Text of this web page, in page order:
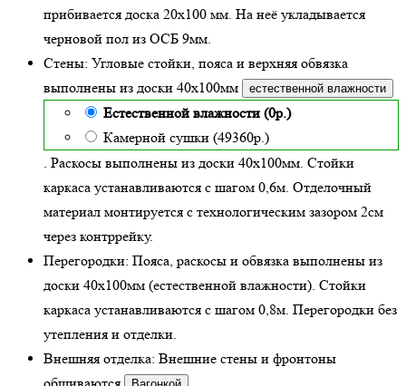
прибивается доска 20х100 мм. На неё укладывается
черновой пол из ОСБ 9мм.
Стены: Угловые стойки, пояса и верхняя обвязка
выполнены из доски 40х100мм естественной влажности
Естественной влажности (0р.)
Камерной сушки (49360р.)
. Раскосы выполнены из доски 40х100мм. Стойки
каркаса устанавливаются с шагом 0,6м. Отделочный
материал монтируется с технологическим зазором 2см
через контррейку.
Перегородки: Пояса, раскосы и обвязка выполнены из
доски 40х100мм (естественной влажности). Стойки
каркаса устанавливаются с шагом 0,8м. Перегородки без
утепления и отделки.
Внешняя отделка: Внешние стены и фронтоны